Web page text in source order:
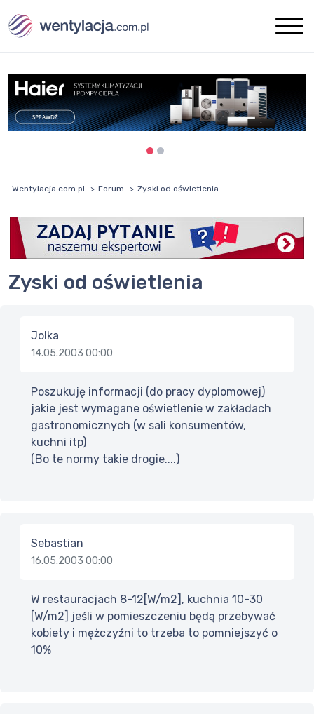
Wentylacja.com.pl Forum Zyski od oświetlenia
Zyski od oświetlenia
Jolka
14.05.2003 00:00
Poszukuję informacji (do pracy dyplomowej)
jakie jest wymagane oświetlenie w zakładach
gastronomicznych (w sali konsumentów,
kuchni itp)
(Bo te normy takie drogie....)
Sebastian
16.05.2003 00:00
W restauracjach 8-12[W/m2], kuchnia 10-30
[W/m2] jeśli w pomieszczeniu będą przebywać
kobiety i mężczyźni to trzeba to pomniejszyć o
10%